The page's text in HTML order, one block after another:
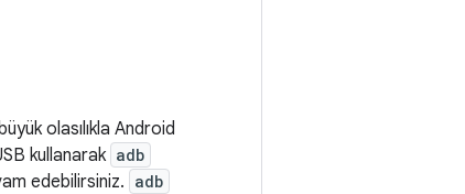
olasılıkla Android
kullanarak adb
edebilirsiniz. adb